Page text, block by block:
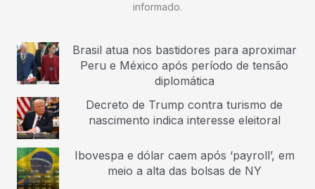
informado.
Brasil atua nos bastidores para aproximar
Peru e México após período de tensão
diplomática
Decreto de Trump contra turismo de
nascimento indica interesse eleitoral
Ibovespa e dólar caem após ‘payroll’, em
meio a alta das bolsas de NY